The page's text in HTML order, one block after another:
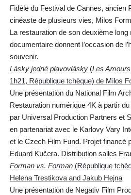
Fidèle du Festival de Cannes, ancien
cinéaste de plusieurs vies, Milos
La restauration de son deuxième long
documentaire donnent l’occasion de
souvenir.
Lásky jedné plavovlásky (Les Amours
1h21, République tchèque) de Milos
Une présentation du National Film
Restauration numérique 4K à partir
par Universal Production Partners et
en partenariat avec le Karlovy Vary
et le Czech Film Fund. Projet financé
Eduard Kučera. Distribution salles
Forman vs. Forman (République
Helena Trestikova and Jakub Hejna
Une présentation de Negativ Film